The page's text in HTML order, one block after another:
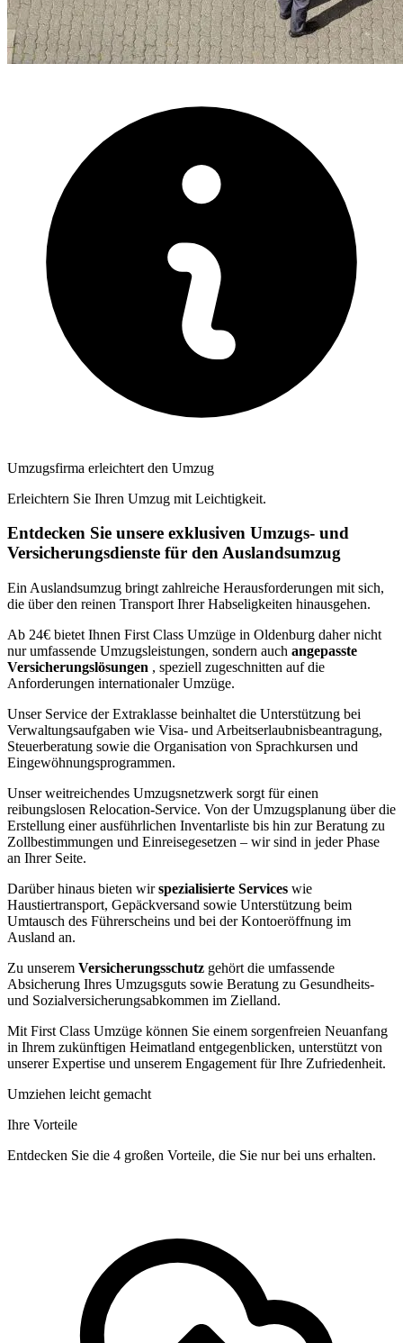
Umzugsfirma erleichtert den Umzug
Erleichtern Sie Ihren Umzug mit Leichtigkeit.
Entdecken Sie unsere exklusiven Umzugs- und
Versicherungsdienste für den Auslandsumzug
Ein Auslandsumzug bringt zahlreiche Herausforderungen mit sich,
die über den reinen Transport Ihrer Habseligkeiten hinausgehen.
Ab 24€ bietet Ihnen First Class Umzüge in Oldenburg daher nicht
nur umfassende Umzugsleistungen, sondern auch angepasste
Versicherungslösungen , speziell zugeschnitten auf die
Anforderungen internationaler Umzüge.
Unser Service der Extraklasse beinhaltet die Unterstützung bei
Verwaltungsaufgaben wie Visa- und Arbeitserlaubnisbeantragung,
Steuerberatung sowie die Organisation von Sprachkursen und
Eingewöhnungsprogrammen.
Unser weitreichendes Umzugsnetzwerk sorgt für einen
reibungslosen Relocation-Service. Von der Umzugsplanung über die
Erstellung einer ausführlichen Inventarliste bis hin zur Beratung zu
Zollbestimmungen und Einreisegesetzen – wir sind in jeder Phase
an Ihrer Seite.
Darüber hinaus bieten wirspezialisierte Services wie
Haustiertransport, Gepäckversand sowie Unterstützung beim
Umtausch des Führerscheins und bei der Kontoeröffnung im
Ausland an.
Zu unserem Versicherungsschutz gehört die umfassende
Absicherung Ihres Umzugsguts sowie Beratung zu Gesundheits-
und Sozialversicherungsabkommen im Zielland.
Mit First Class Umzüge können Sie einem sorgenfreien Neuanfang
in Ihrem zukünftigen Heimatland entgegenblicken, unterstützt von
unserer Expertise und unserem Engagement für Ihre Zufriedenheit.
Umziehen leicht gemacht
Ihre Vorteile
Entdecken Sie die 4 großen Vorteile, die Sie nur bei uns erhalten.